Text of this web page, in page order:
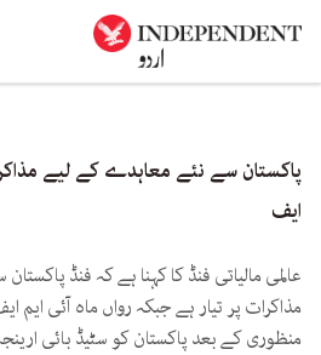
پاکستان سے نئے معاہدے کے لیے
ایف
عالمی مالیاتی فنڈ کا کہنا ہے کہ فنڈ
مذاکرات پر تیار ہے جبکہ رواں ماہ آئی ایم
منظوری کے بعد پاکستان کو سٹیڈ بائی